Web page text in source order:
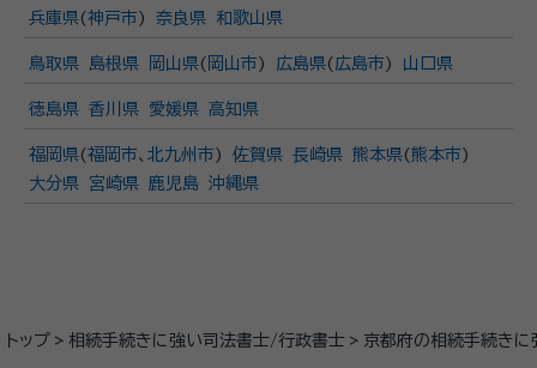
トップ 相続手続きに強い司法書士/行政書士 京都府の相続手続き
兵庫県(神戸市) 奈良県 和歌山県
鳥取県 島根県 岡山県( 岡山市) 広島県( 広島市) 山口県
徳島県 香川県 愛媛県 高知県
福岡県(福岡市、 北九州市) 佐賀県 長崎県 熊本県(熊本市)
大分県
宮崎県 鹿児島 沖縄県